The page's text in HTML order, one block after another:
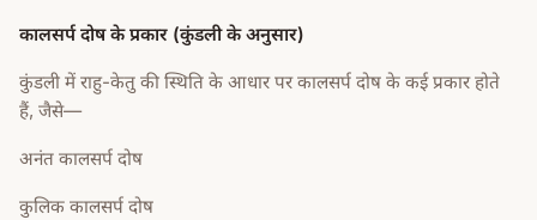
कालसर्प दोष के प्रकार (कुंडली के अनुसार)
कुंडली में राहु-केतु की स्थिति के आधार पर कालसर्प दोष के कई प्रकार होते
हैं, जैसे—
अनंत कालसर्प दोष
कुलिक कालसर्प दोष